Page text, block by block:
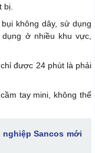
bị.
không dây, sử dụng
ở nhiều khu vực,
được 24 phút là phải
tay mini, không thể
Sancos mới